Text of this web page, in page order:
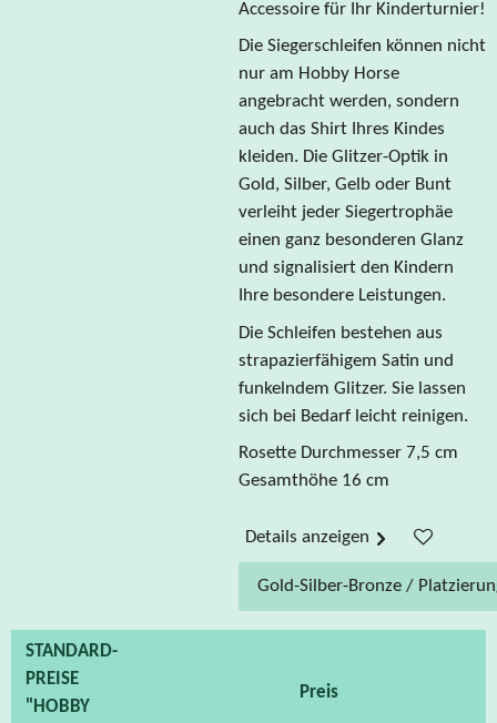
Accessoire für Ihr Kinderturnier!
Die Siegerschleifen können nicht
nur am Hobby Horse
angebracht werden, sondern
auch das Shirt Ihres Kindes
kleiden. Die Glitzer-Optik in
Gold, Silber, Gelb oder Bunt
verleiht jeder Siegertrophäe
einen ganz besonderen Glanz
und signalisiert den Kindern
Ihre besondere Leistungen.
Die Schleifen bestehen aus
strapazierfähigem Satin und
funkelndem Glitzer. Sie lassen
sich bei Bedarf leicht reinigen.
Rosette Durchmesser 7,5 cm
Gesamthöhe 16 cm
Details anzeigen
STANDARD-
PREISE
"HOBBY
Preis